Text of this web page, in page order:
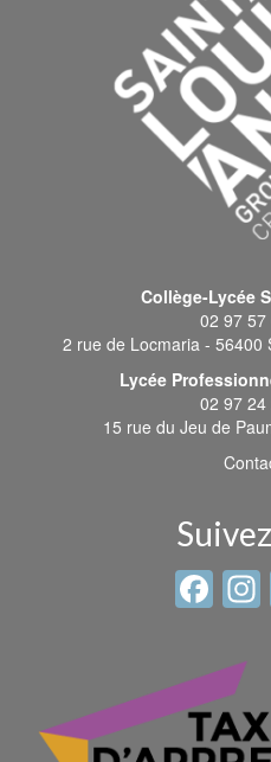
Collège-Lycée
02 97 57
2 rue de Locmaria - 56400
Lycée
02 97 24
15 rue du Jeu de